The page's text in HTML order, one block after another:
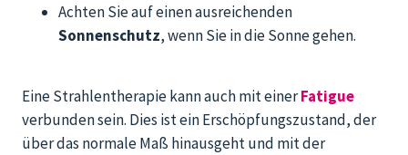
Achten Sie auf einen ausreichenden
Sonnenschutz, wenn Sie in die Sonne gehen.
Eine Strahlentherapie kann auch mit einerFatigue
verbunden sein. Dies ist ein Erschöpfungszustand, der
über das normale Maß hinausgeht und mit der